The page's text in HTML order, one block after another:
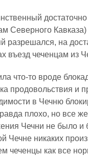
Северного
разрешался, на
въезд чеченцам из
что-то вроде
продовольствия и
в Чечню
плохо, но все
Чечни не было и
Чечне никаких
чеченцы как все